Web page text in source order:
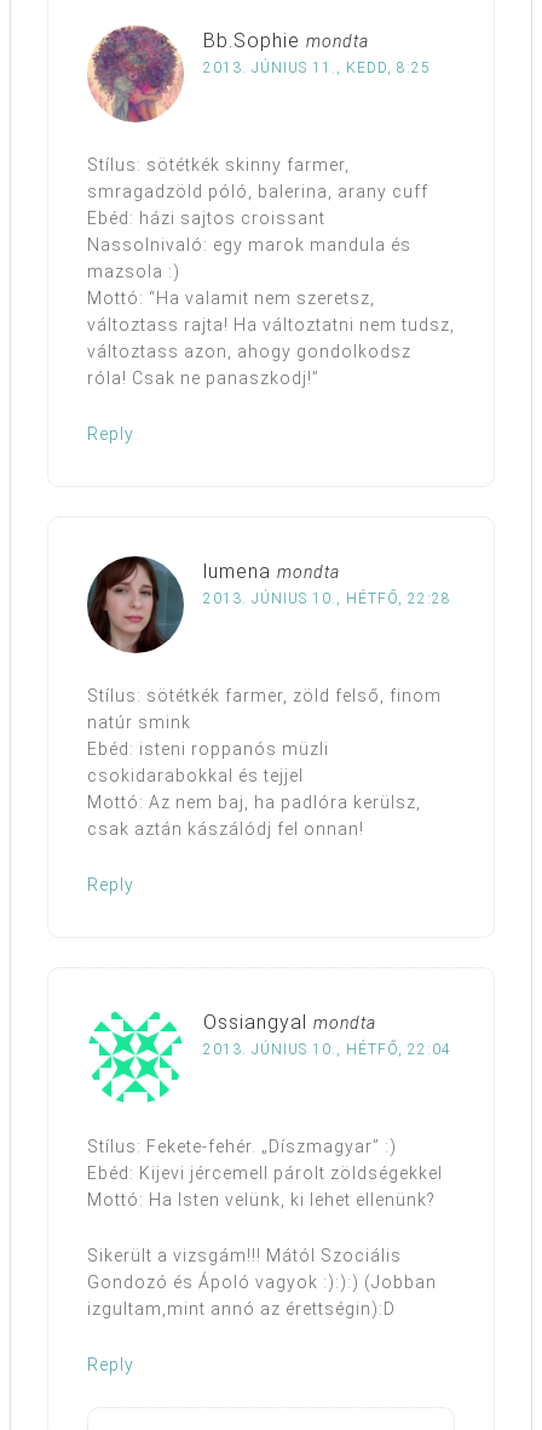
Bb.Sophie mondta
2013. JÚNIUS 11., KEDD, 8:25
Stílus: sötétkék skinny farmer,
smragadzöld póló, balerina, arany cuff
Ebéd: házi sajtos croissant
Nassolnivaló: egy marok mandula és
mazsola :)
Mottó: “Ha valamit nem szeretsz,
változtass rajta! Ha változtatni nem tudsz,
változtass azon, ahogy gondolkodsz
róla! Csak ne panaszkodj!”
Reply
lumena mondta
2013. JÚNIUS 10., HÉTFŐ, 22:28
Stílus: sötétkék farmer, zöld felső, finom
natúr smink
Ebéd: isteni roppanós müzli
csokidarabokkal és tejjel
Mottó: Az nem baj, ha padlóra kerülsz,
csak aztán kászálódj fel onnan!
Reply
Ossiangyal mondta
2013. JÚNIUS 10., HÉTFŐ, 22:04
Stílus: Fekete-fehér. „Díszmagyar” :)
Ebéd: Kijevi jércemell párolt zöldségekkel
Mottó: Ha Isten velünk, ki lehet ellenünk?
Sikerült a vizsgám!!! Mától Szociális
Gondozó és Ápoló vagyok :):):) (Jobban
izgultam,mint annó az érettségin):D
Reply